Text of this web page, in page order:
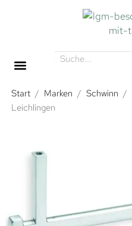
Start / Marken / Schwinn /
Leichlingen